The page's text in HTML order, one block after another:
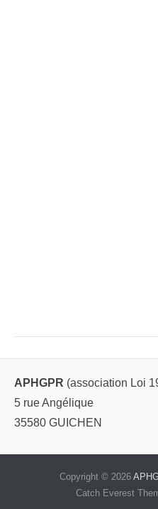
APHGPR (association Loi
5 rue Angélique
35580 GUICHEN
Copyright © 2026
Catch Everest